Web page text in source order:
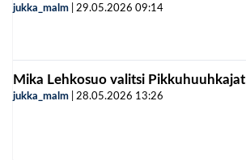
jukka_malm 29.05.2026 09:14
Mika Lehkosuo valitsi Pikkuhuuhkajat
jukka_malm 28.05.2026 13:26